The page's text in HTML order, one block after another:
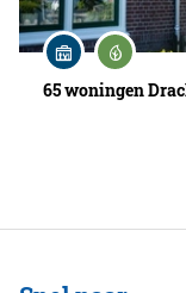
65 woningen